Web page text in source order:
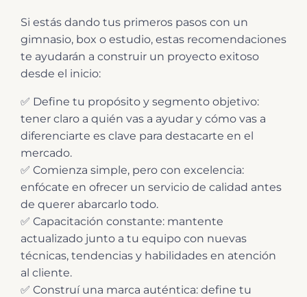
Si estás dando tus primeros pasos con un
gimnasio, box o estudio, estas recomendaciones
te ayudarán a construir un proyecto exitoso
desde el inicio:
✅ Define tu propósito y segmento objetivo:
tener claro a quién vas a ayudar y cómo vas a
diferenciarte es clave para destacarte en el
mercado.
✅ Comienza simple, pero con excelencia:
enfócate en ofrecer un servicio de calidad antes
de querer abarcarlo todo.
✅ Capacitación constante: mantente
actualizado junto a tu equipo con nuevas
técnicas, tendencias y habilidades en atención
al cliente.
✅ Construí una marca auténtica: define tu